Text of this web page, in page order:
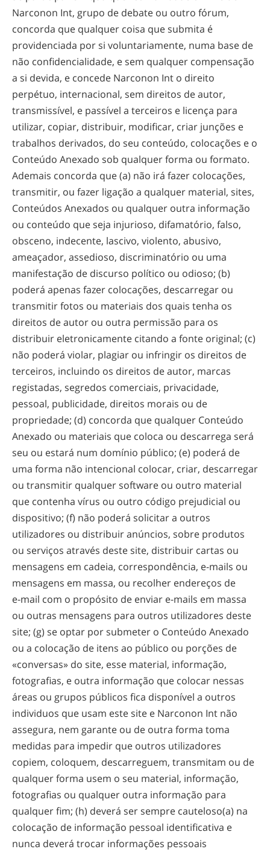
Narconon Int, grupo de debate ou outro fórum,
concorda que qualquer coisa que submita é
providenciada por si voluntariamente, numa base de
não confidencialidade, e sem qualquer compensação
a si devida, e concede Narconon Int o direito
perpétuo, internacional, sem direitos de autor,
transmissível, e passível a terceiros e licença para
utilizar, copiar, distribuir, modificar, criar junções e
trabalhos derivados, do seu conteúdo, colocações e o
Conteúdo Anexado sob qualquer forma ou formato.
Ademais concorda que (a) não irá fazer colocações,
transmitir, ou fazer ligação a qualquer material, sites,
Conteúdos Anexados ou qualquer outra informação
ou conteúdo que seja injurioso, difamatório, falso,
obsceno, indecente, lascivo, violento, abusivo,
ameaçador, assedioso, discriminatório ou uma
manifestação de discurso político ou odioso; (b)
poderá apenas fazer colocações, descarregar ou
transmitir fotos ou materiais dos quais tenha os
direitos de autor ou outra permissão para os
distribuir eletronicamente citando a fonte original; (c)
não poderá violar, plagiar ou infringir os direitos de
terceiros, incluindo os direitos de autor, marcas
registadas, segredos comerciais, privacidade,
pessoal, publicidade, direitos morais ou de
propriedade; (d) concorda que qualquer Conteúdo
Anexado ou materiais que coloca ou descarrega será
seu ou estará num domínio público; (e) poderá de
uma forma não intencional colocar, criar, descarregar
ou transmitir qualquer software ou outro material
que contenha vírus ou outro código prejudicial ou
dispositivo; (f) não poderá solicitar a outros
utilizadores ou distribuir anúncios, sobre produtos
ou serviços através deste site, distribuir cartas ou
mensagens em cadeia, correspondência, e-mails ou
mensagens em massa, ou recolher endereços de
e-mail com o propósito de enviar e-mails em massa
ou outras mensagens para outros utilizadores deste
site; (g) se optar por submeter o Conteúdo Anexado
ou a colocação de itens ao público ou porções de
«conversas» do site, esse material, informação,
fotografias, e outra informação que colocar nessas
áreas ou grupos públicos fica disponível a outros
individuos que usam este site e Narconon Int não
assegura, nem garante ou de outra forma toma
medidas para impedir que outros utilizadores
copiem, coloquem, descarreguem, transmitam ou de
qualquer forma usem o seu material, informação,
fotografias ou qualquer outra informação para
qualquer fim; (h) deverá ser sempre cauteloso(a) na
colocação de informação pessoal identificativa e
nunca deverá trocar informações pessoais